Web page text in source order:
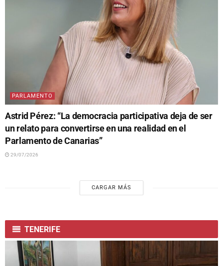
PARLAMENTO
Astrid Pérez: “La democracia participativa deja de ser
un relato para convertirse en una realidad en el
Parlamento de Canarias”
29/07/2026
CARGAR MÁS
TENERIFE